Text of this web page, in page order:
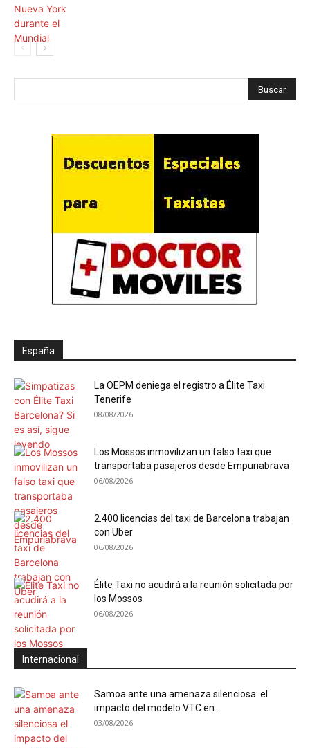
España
La OEPM deniega el registro a Élite Taxi
Tenerife
08/08/2026
Los Mossos inmovilizan un falso taxi que
transportaba pasajeros desde Empuriabrava
06/08/2026
2.400 licencias del taxi de Barcelona trabajan
con Uber
06/08/2026
Élite Taxi no acudirá a la reunión solicitada por
los Mossos
06/08/2026
Internacional
Samoa ante una amenaza silenciosa: el
impacto del modelo VTC en...
03/08/2026